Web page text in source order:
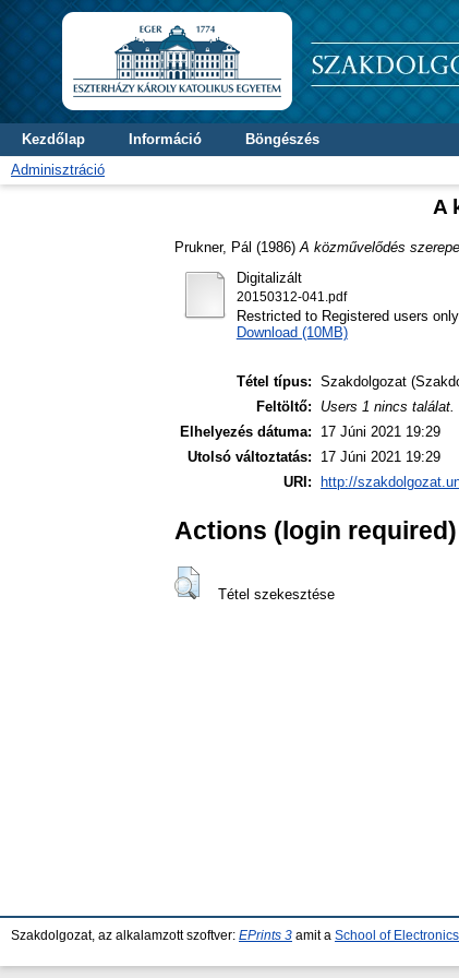
Kezdőlap Információ
Böngészés
Adminisztráció
A
Prukner, Pál (1986) A közművelődés
Digitalizált
20150312-041.pdf
Restricted to Registered users only
Download (10MB)
Tétel típus: Szakdolgozat
Feltöltő:
Users 1 nincs találat.
Elhelyezés dátuma:
17 Júni 2021 19:29
Utolsó változtatás:
17 Júni 2021 19:29
URI:
http://
Actions (login required)
Tétel szekesztése
Szakdolgozat, az alkalamzott szoftver: EPrints 3 amit a School of